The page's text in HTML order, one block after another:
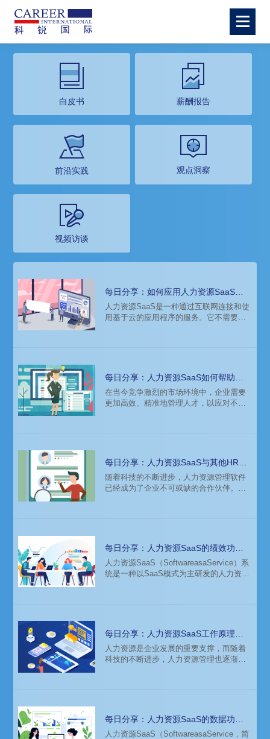
白皮书 薪酬报告
前沿实践 观点洞察
视频访谈
每日分享：如何应用人力资源SaaS提
供员工体验
​人力资源SaaS是一种通过互联网连接和使
用基于云的应用程序的服务。它不需要用
每日分享：人力资源SaaS如何帮助企
业进行人才管理？
在当今竞争激烈的市场环境中，企业需要
更加高效、精准地管理人才，以应对不断
详细介绍人力资源SaaS如何帮助企业进行
人才管理。
每日分享：人力资源SaaS与其他HR软
件的区别是什么？
随着科技的不断进步，人力资源管理软件
已经成为了企业不可或缺的合作伙伴。市
业选择人力资源SaaS作为其人力资源管理
的新选择。
每日分享：人力资源SaaS的绩效功能
为企业带来价值
人力资源SaaS（SoftwareasaService）系
统是一种以SaaS模式为主研发的人力资源
的环节。本文将重点介绍人力资源SaaS系
统在绩效管理方面的功能和特点，以及为
企业带来的价值。
每日分享：人力资源SaaS工作原理是
什么样的？适用哪些企业？
人力资源是企业发展的重要支撑，而随着
科技的不断进步，人力资源管理也逐渐向
每日分享：人力资源SaaS的数据功能
和特点以及带来的价值
​人力资源SaaS（SoftwareasaService，简